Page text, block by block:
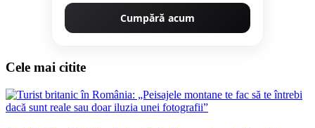
Cumpără acum
Cele mai citite